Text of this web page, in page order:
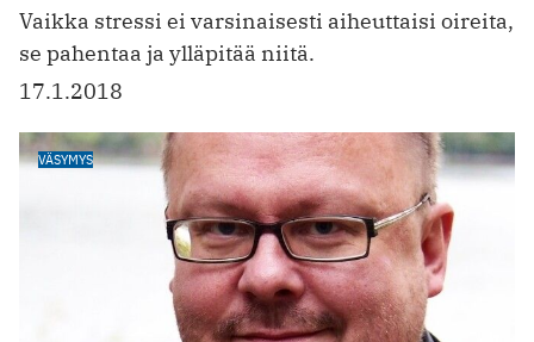
Vaikka stressi ei varsinaisesti aiheuttaisi oireita,
se pahentaa ja ylläpitää niitä.
17.1.2018
VÄSYMYS